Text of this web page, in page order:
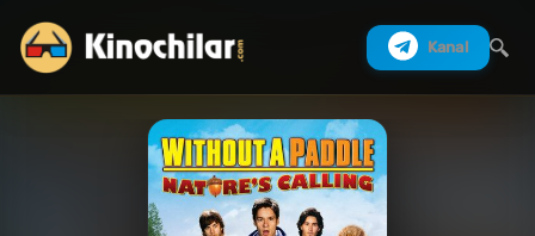
Kanal